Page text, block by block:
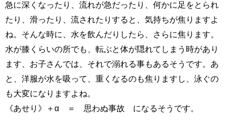
急に深くなったり、流れが急だったり、何かに足をとられ
たり、滑ったり、流されたりすると、気持ちが焦りますよ
ね。そんな時に、水を飲んだりしたら、さらに焦ります。
水が膝くらいの所でも、転ぶと体が隠れてしまう時があり
ます、お子さんでは、それで溺れる事もあるそうです。あ
と、洋服が水を吸って、重くなるのも焦りますし、泳ぐの
も大変になりますよね。
《あせり》＋α ＝ 思わぬ事故 になるそうです。